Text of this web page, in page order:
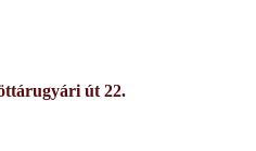
út 22.